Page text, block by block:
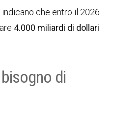
che entro il 2026
4.000 miliardi di dollari
di